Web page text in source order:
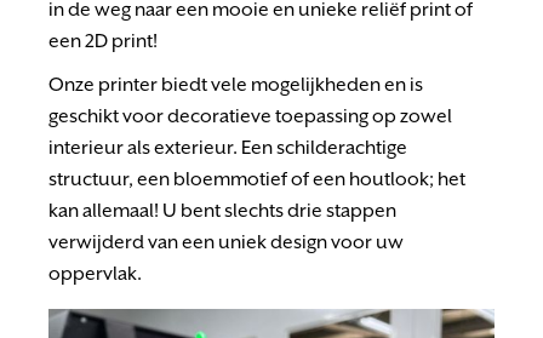
in de weg naar een mooie en unieke reliëf printof
een 2D print!
Onze printer biedt vele mogelijkheden en is
geschikt voor decoratieve toepassing op zowel
interieur als exterieur. Een schilderachtige
structuur, een bloemmotief of een houtlook; het
kan allemaal! U bent slechts drie stappen
verwijderd van een uniek design voor uw
oppervlak.